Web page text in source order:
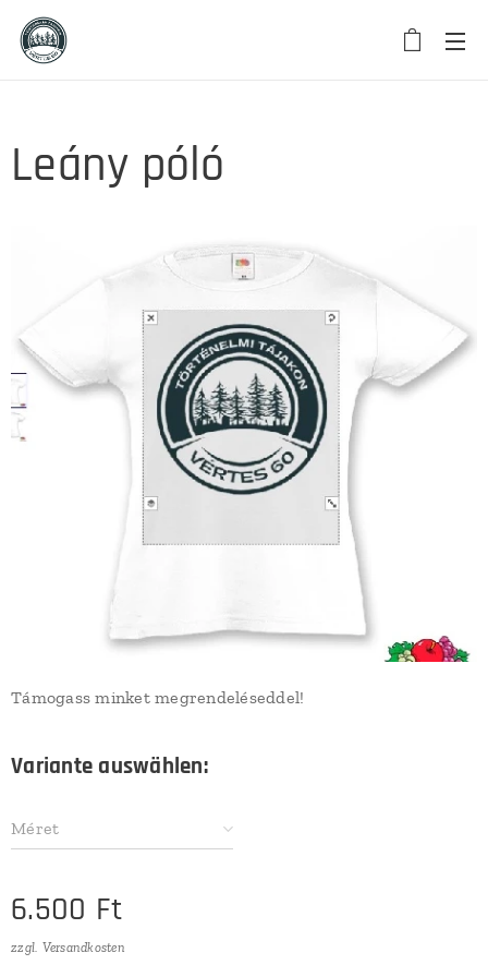
Leány póló
Támogass minket megrendeléseddel!
Variante auswählen:
Méret
6.500 Ft
zzgl. Versandkosten